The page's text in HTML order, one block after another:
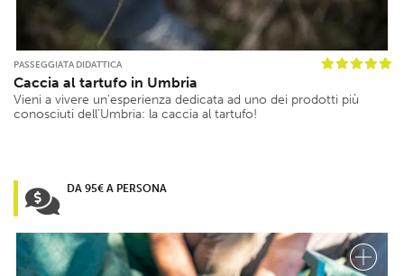
PASSEGGIATA DIDATTICA
Caccia al tartufo in Umbria
Vieni a vivere un’esperienza dedicata ad uno dei prodotti più
conosciuti dell’Umbria: la caccia al tartufo!
DA 95€ A PERSONA